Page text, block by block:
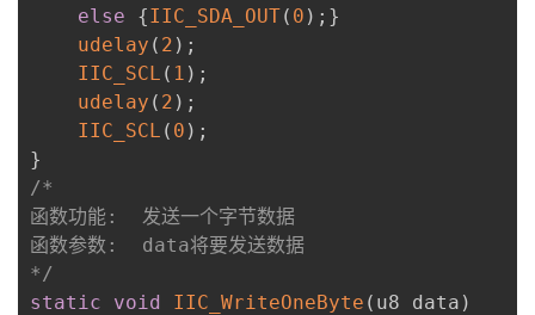
else
{IIC_SDA_OUT( 0 ) ; }
udelay ( 2 ) ;
IIC_SCL ( 1 ) ;
udelay ( 2 ) ;
IIC_SCL ( 0 ) ;
}
/*
函数功能:  发送一个字节数据
函数参数:  data将要发送数据
*/
static
void IIC_WriteOneByte ( u8 data )